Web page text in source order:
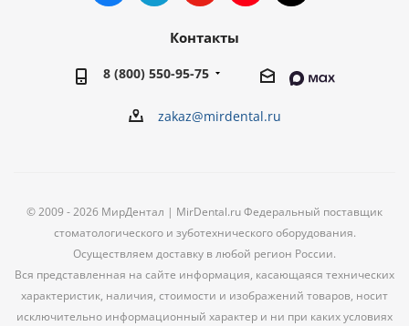
Контакты
8 (800) 550-95-75
zakaz@mirdental.ru
© 2009 - 2026 МирДентал | MirDental.ru Федеральный поставщик
стоматологического и зуботехнического оборудования.
Осуществляем доставку в любой регион России.
Вся представленная на сайте информация, касающаяся технических
характеристик, наличия, стоимости и изображений товаров, носит
исключительно информационный характер и ни при каких условиях